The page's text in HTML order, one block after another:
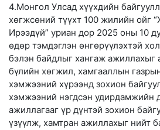
4.Монгол Улсад хүүхдийн
хөгжсөний түүхт 100 жилийн ойг
Ирээдүй” уриан дор 2025 оны 10
өдөр тэмдэглэн өнгөрүүлэхтэй
бэлэн байдлыг хангаж ажиллахыг
бүлийн хөгжил, хамгааллын
хэмжээний хүрээнд зохион
хэмжээний нэгдсэн удирдамжийн
ажиллагааг үр дүнтэй зохион
үзүүлж, хамтран ажиллахыг нийт